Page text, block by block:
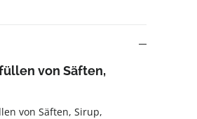
von Säften,
von Säften, Sirup,